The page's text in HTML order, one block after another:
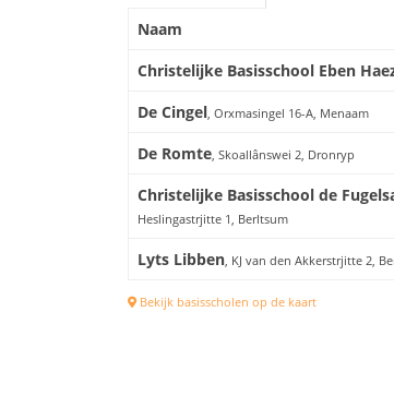
Naam
Christelijke Basisschool Eben
De Cingel, Orxmasingel 16-A, Menaam
De Romte, Skoallânswei 2, Dronryp
Christelijke Basisschool de
Heslingastrjitte 1, Berltsum
Lyts Libben, KJ van den Akkerstrjitte 2,
Bekijk basisscholen op de kaart